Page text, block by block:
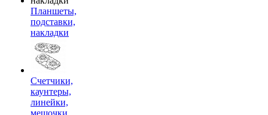
Планшеты,
подставки,
накладки
Счетчики,
каунтеры,
линейки,
мешочки